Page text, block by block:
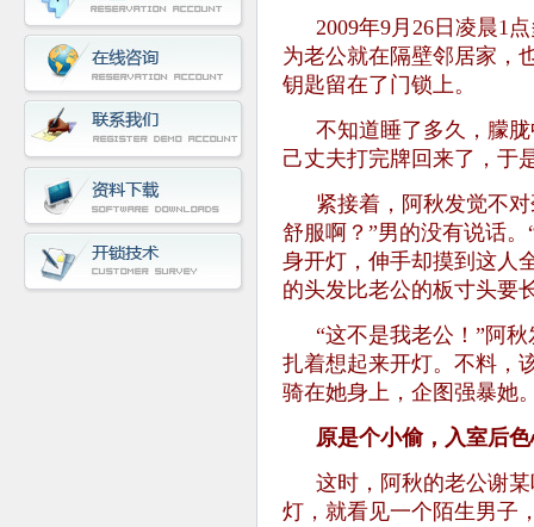
2009年9月26日凌晨1
为老公就在隔壁邻居家，
钥匙留在了门锁上。
不知道睡了多久，朦
己丈夫打完牌回来了，于
紧接着，阿秋发觉不
舒服啊？”男的没有说话
身开灯，伸手却摸到这人
的头发比老公的板寸头要
“这不是我老公！”阿
扎着想起来开灯。不料，
骑在她身上，企图强暴她
原是个小偷，入室后
这时，阿秋的老公谢
灯，就看见一个陌生男子